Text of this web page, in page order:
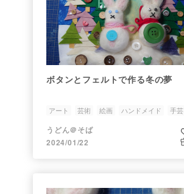
ボタンとフェルトで作る冬の夢
アート 芸術 絵画 ハンドメイド 手芸
うどん＠そば
2024/01/22